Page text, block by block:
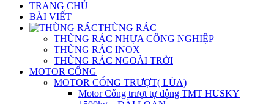
TRANG CHỦ
BÀI VIẾT
THÙNG RÁC
THÙNG RÁC NHỰA CÔNG NGHIỆP
THÙNG RÁC INOX
THÙNG RÁC NGOÀI TRỜI
MOTOR CỔNG
MOTOR CỔNG TRƯỢT( LÙA)
Motor Cổng trượt tự động TMT HUSKY